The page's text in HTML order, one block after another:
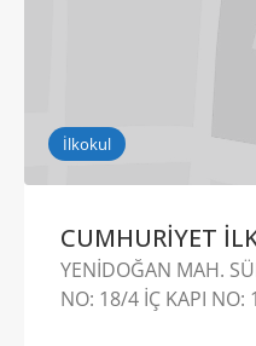
İlkokul
CUMHURİYET
YENİDOĞAN MAH.
NO: 18/4 İÇ KAPI NO: